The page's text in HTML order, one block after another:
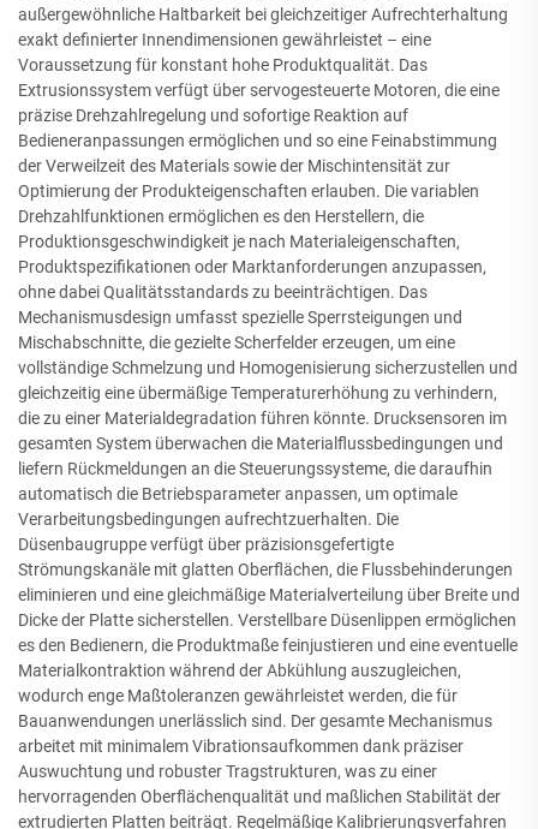
außergewöhnliche Haltbarkeit bei gleichzeitiger Aufrechterhaltung
exakt definierter Innendimensionen gewährleistet – eine
Voraussetzung für konstant hohe Produktqualität. Das
Extrusionssystem verfügt über servogesteuerte Motoren, die eine
präzise Drehzahlregelung und sofortige Reaktion auf
Bedieneranpassungen ermöglichen und so eine Feinabstimmung
der Verweilzeit des Materials sowie der Mischintensität zur
Optimierung der Produkteigenschaften erlauben. Die variablen
Drehzahlfunktionen ermöglichen es den Herstellern, die
Produktionsgeschwindigkeit je nach Materialeigenschaften,
Produktspezifikationen oder Marktanforderungen anzupassen,
ohne dabei Qualitätsstandards zu beeinträchtigen. Das
Mechanismusdesign umfasst spezielle Sperrsteigungen und
Mischabschnitte, die gezielte Scherfelder erzeugen, um eine
vollständige Schmelzung und Homogenisierung sicherzustellen und
gleichzeitig eine übermäßige Temperaturerhöhung zu verhindern,
die zu einer Materialdegradation führen könnte. Drucksensoren im
gesamten System überwachen die Materialflussbedingungen und
liefern Rückmeldungen an die Steuerungssysteme, die daraufhin
automatisch die Betriebsparameter anpassen, um optimale
Verarbeitungsbedingungen aufrechtzuerhalten. Die
Düsenbaugruppe verfügt über präzisionsgefertigte
Strömungskanäle mit glatten Oberflächen, die Flussbehinderungen
eliminieren und eine gleichmäßige Materialverteilung über Breite und
Dicke der Platte sicherstellen. Verstellbare Düsenlippen ermöglichen
es den Bedienern, die Produktmaße feinjustieren und eine eventuelle
Materialkontraktion während der Abkühlung auszugleichen,
wodurch enge Maßtoleranzen gewährleistet werden, die für
Bauanwendungen unerlässlich sind. Der gesamte Mechanismus
arbeitet mit minimalem Vibrationsaufkommen dank präziser
Auswuchtung und robuster Tragstrukturen, was zu einer
hervorragenden Oberflächenqualität und maßlichen Stabilität der
extrudierten Platten beiträgt. Regelmäßige Kalibrierungsverfahren